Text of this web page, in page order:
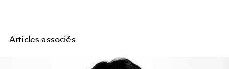
Articles associés